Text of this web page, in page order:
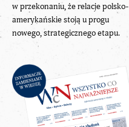
w przekonaniu, że relacje polsko-
amerykańskie stoją u progu
nowego, strategicznego etapu.